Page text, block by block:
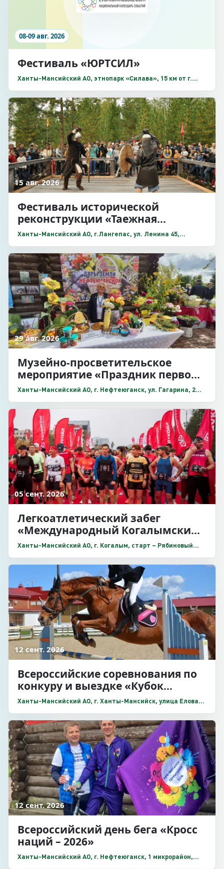
08-09 авг. 2026
Фестиваль «ЮРТСИЛ»
Ханты-Мансийский АО, этнопарк «Силава», 15 км от г.
15 авг. 2026
Фестиваль исторической
реконструкции «Таежная
застава»
Ханты-Мансийский АО, г.Лангепас, ул. Ленина 45,
29 авг. 2026
Музейно-просветительское
мероприятие «Праздник первой
улицы»
Ханты-Мансийский АО, г. Нефтеюганск, ул. Гагарина, 2
05 сент. 2026
Легкоатлетический забег
«Международный Когалымский
полумарафон»
Ханты-Мансийский АО, г. Когалым, старт – Рябиновый
12 сент. 2026
Всероссийские соревнования по
конкуру и выездке «Кубок
Губернатора Ханты-Мансийского
автономного округа – Югры»
Ханты-Мансийский АО, г. Ханты-Мансийск, улица Еловая,
12 сент. 2026
Всероссийский день бега «Кросс
наций – 2026»
Ханты-Мансийский АО, г. Нефтеюганск, 1 микрорайон,